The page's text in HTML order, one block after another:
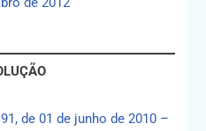
de 01 de junho de 2010 –